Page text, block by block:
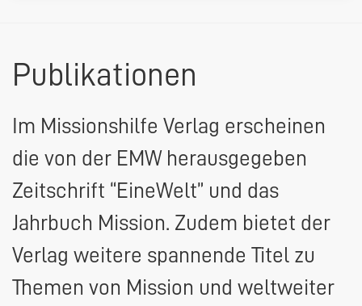
Publikationen
Im Missionshilfe Verlag erscheinen
die von der EMW herausgegeben
Zeitschrift “EineWelt” und das
Jahrbuch Mission. Zudem bietet der
Verlag weitere spannende Titel zu
Themen von Mission und weltweiter